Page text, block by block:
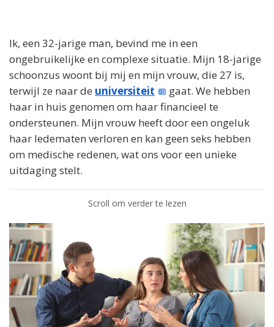
Ik, een 32-jarige man, bevind me in een
ongebruikelijke en complexe situatie. Mijn 18-jarige
schoonzus woont bij mij en mijn vrouw, die 27 is,
terwijl ze naar de universiteit
gaat. We hebben
haar in huis genomen om haar financieel te
ondersteunen. Mijn vrouw heeft door een ongeluk
haar ledematen verloren en kan geen seks hebben
om medische redenen, wat ons voor een unieke
uitdaging stelt.
Scroll om verder te lezen